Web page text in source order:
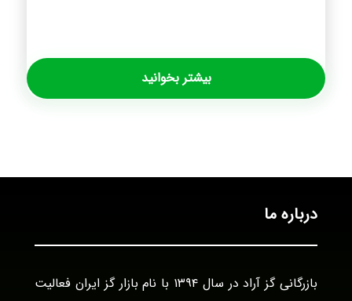
بیشتر بخوانید
درباره ما
بازرگانی گز آراد در سال ۱۳۹۴ با نام بازار گز ایران فعالیت